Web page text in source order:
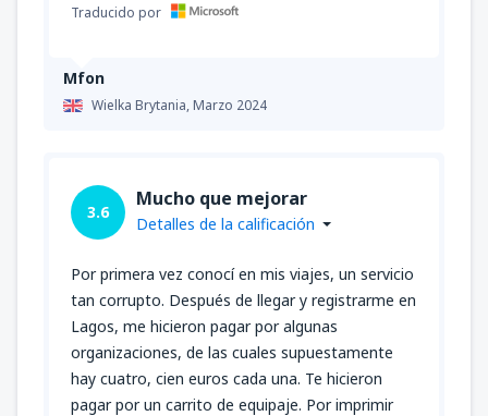
Mfon
Wielka Brytania,Marzo 2024
Traducido por
3.6
Mucho que mejorar
Detalles de la calificación
Por primera vez conocí en mis viajes, un servicio
tan corrupto. Después de llegar y registrarme en
Lagos, me hicieron pagar por algunas
organizaciones, de las cuales supuestamente
hay cuatro, cien euros cada una. Te hicieron
pagar por un carrito de equipaje. Por imprimir